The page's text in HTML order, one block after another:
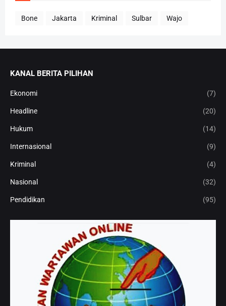
Bone Jakarta Kriminal Sulbar Wajo
KANAL BERITA PILIHAN
Ekonomi (7)
Headline (20)
Hukum (14)
Internasional (9)
Kriminal (4)
Nasional (32)
Pendidikan (95)